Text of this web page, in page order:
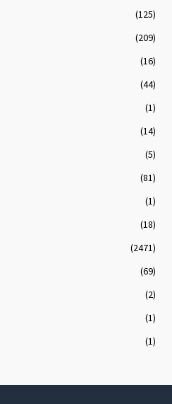
(125)
(209)
(16)
(44)
(1)
(14)
(5)
(81)
(1)
(18)
(2471)
(69)
(2)
(1)
(1)